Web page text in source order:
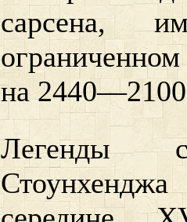
сарсена,
на
Легенды